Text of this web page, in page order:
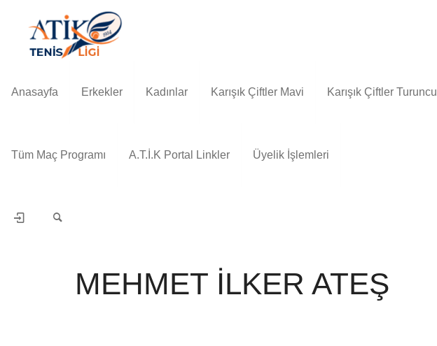
Anasayfa Erkekler Kadınlar Karışık Çiftler Mavi Karışık Çiftler Turuncu
Tüm Maç Programı A.T.İ.K Portal Linkler Üyelik İşlemleri
MEHMET İLKER ATEŞ